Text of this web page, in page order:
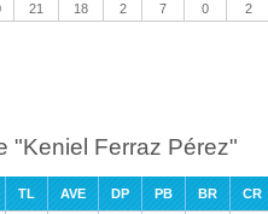
21 18 2 7 0 2
"Keniel Ferraz Pérez"
TL AVE DP PB BR
CR